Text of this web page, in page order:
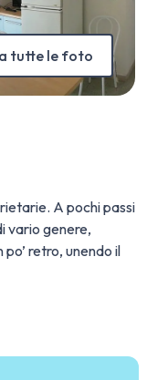
tutte le foto
A pochi passi
vario genere,
retro, unendo il